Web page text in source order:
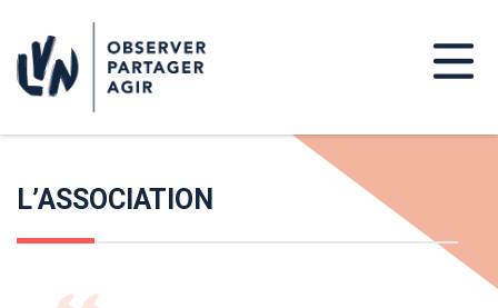
L’ASSOCIATION